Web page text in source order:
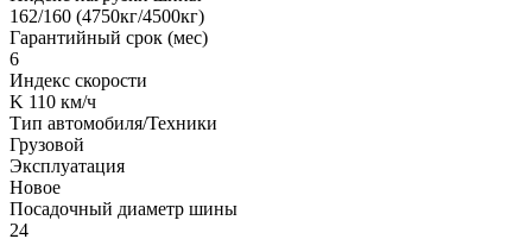
162/160 (4750кг/4500кг)
Гарантийный срок (мес)
6
Индекс скорости
K 110 км/ч
Тип автомобиля/Техники
Грузовой
Эксплуатация
Новое
Посадочный диаметр шины
24